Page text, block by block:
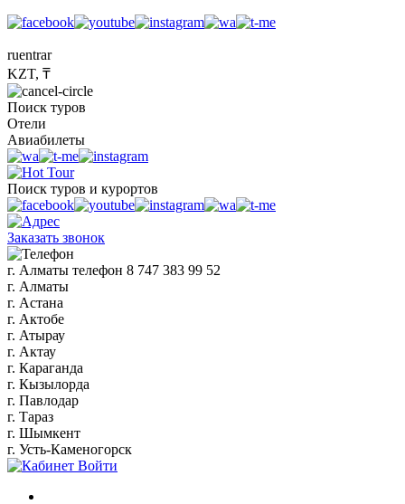
ruentrar
KZT, ₸
Поиск туров
Отели
Авиабилеты
Поиск туров и курортов
Заказать звонок
г. Алматы телефон 8 747 383 99 52
г. Алматы
г. Астана
г. Актобе
г. Атырау
г. Актау
г. Караганда
г. Кызылорда
г. Павлодар
г. Тараз
г. Шымкент
г. Усть-Каменогорск
Войти